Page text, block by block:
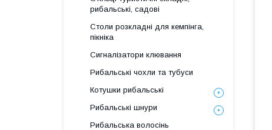
рибальські, садові
Столи розкладні для кемпінга,
пікніка
Сигналізатори клювання
Рибальські чохли та тубуси
Котушки рибальські
Рибальські шнури
Рибальська волосінь